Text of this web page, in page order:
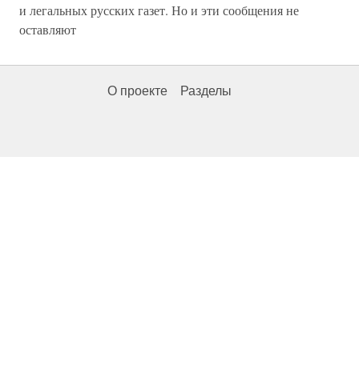
и легальных русских газет. Но и эти сообщения не
оставляют
О проекте Разделы